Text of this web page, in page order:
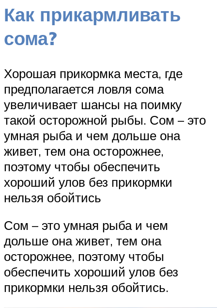
Как прикармливать
сома?
Хорошая прикормка места, где
предполагается ловля сома
увеличивает шансы на поимку
такой осторожной рыбы. Сом – это
умная рыба и чем дольше она
живет, тем она осторожнее,
поэтому чтобы обеспечить
хороший улов без прикормки
нельзя обойтись
Сом – это умная рыба и чем
дольше она живет, тем она
осторожнее, поэтому чтобы
обеспечить хороший улов без
прикормки нельзя обойтись.